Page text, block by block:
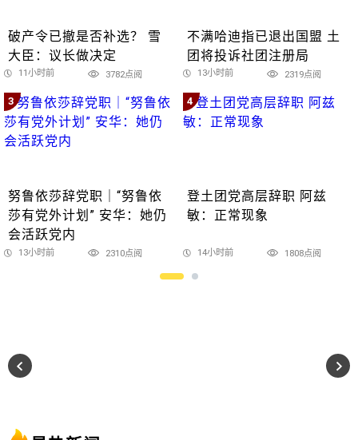
破产令已撤是否补选？ 雪
大臣：议长做决定
11小时前 3782点阅
不满哈迪指已退出国盟 土
团将投诉社团注册局
13小时前 2319点阅
3
努鲁依莎辞党职｜“努鲁依
莎有党外计划” 安华：她仍
会活跃党内
13小时前 2310点阅
4
登土团党高层辞职 阿兹
敏：正常现象
14小时前 1808点阅